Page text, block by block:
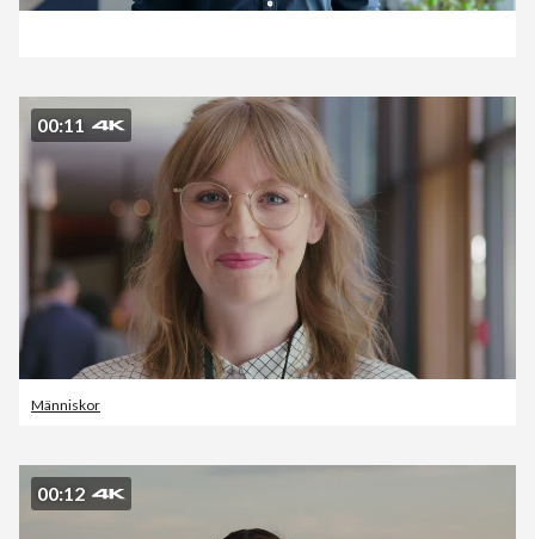
00:11
Människor
00:12